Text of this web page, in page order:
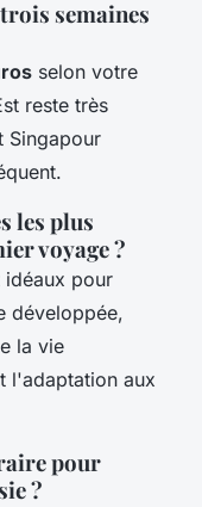
semaines
selon votre
reste très
Singapour
les plus
voyage ?
idéaux pour
développée,
la vie
l'adaptation aux
pour
?